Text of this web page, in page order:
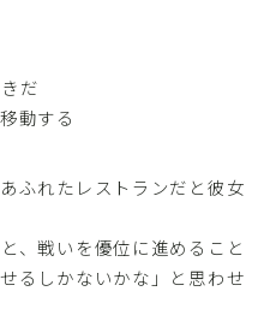
だ
動する
ふれたレストランだと彼女
、戦いを優位に進めること
るしかないかな」と思わせ